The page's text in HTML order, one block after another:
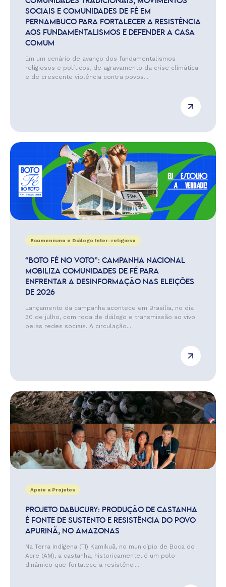
SOCIAIS E COMUNIDADES DE FÉ EM
PERNAMBUCO PARA FORTALECER A RESISTÊNCIA
AOS FUNDAMENTALISMOS E DEFENDER A CASA
COMUM
Em um cenário de avanço dos fundamentalismos
religiosos e políticos, de agravamento da crise climática
e de crescente violência contra povos...
Ecumenismo e Diálogo Inter-religioso
“BOTO FÉ NO VOTO”: CAMPANHA NACIONAL
MOBILIZA COMUNIDADES DE FÉ PARA
ENFRENTAR A DESINFORMAÇÃO NAS ELEIÇÕES
DE 2026
Lançamento da campanha acontece em Brasília, no dia
30 de julho, com roda de diálogo e transmissão ao vivo
pelas redes sociais. A circulação...
Apoio a Projetos
PROJETO DABUCURY: PRODUÇÃO DE CASTANHA
É FONTE DE SUSTENTO E RESISTÊNCIA DO POVO
APURINÃ, NO AMAZONAS
Na Terra Indígena (TI) Kamikuã, no município de Boca do
Acre (AM), a castanha, historicamente, é um polo
dinâmico que fortalece a resistênci...